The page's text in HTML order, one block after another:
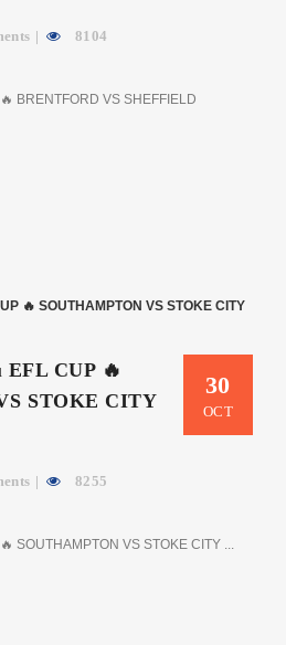
8104
BRENTFORD VS SHEFFIELD
30
OCT
CUP 🔥
STOKE CITY
8255
SOUTHAMPTON VS STOKE CITY ...